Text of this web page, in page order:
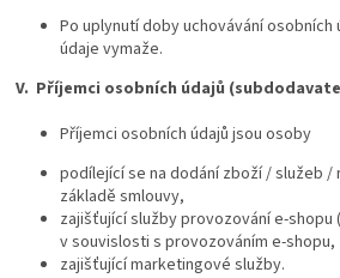
Po uplynutí doby uchovávání
údaje vymaže.
V. Příjemci osobních údajů
Příjemci osobních údajů jsou osoby
podílející se na dodání zboží / služeb /
základě smlouvy,
zajišťující služby provozování e-shopu
v souvislosti s provozováním e-shopu,
zajišťující marketingové služby.